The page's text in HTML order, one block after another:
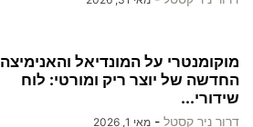
מוקומנטרי על המונדיאל והאנימיצה
החדשה של יוצר ריק ומורטי: לוח
שידורי...
דרור ניר קסטל - מאי 1, 2026